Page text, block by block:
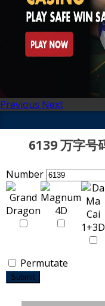
Previous Next
6139 万字号
Number
Permutate
Submit